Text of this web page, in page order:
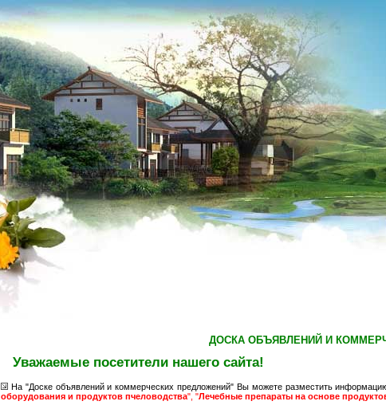
ДОСКА ОБЪЯВЛЕНИЙ И
Уважаемые посетители нашего сайта!
На "Доске объявлений и коммерческих предложений" Вы можете разместить
оборудования и продуктов пчеловодства", "Лечебные препараты на основе